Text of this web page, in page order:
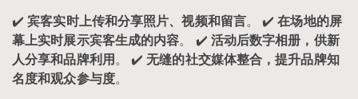
✔️宾客实时上传和分享照片、视频和留言。 ✔️在场地的屏
幕上实时展示宾客生成的内容。 ✔️ 活动后数字相册，供新
人分享和品牌利用 。 ✔️无缝的社交媒体整合，提升品牌知
名度和观众参与度。